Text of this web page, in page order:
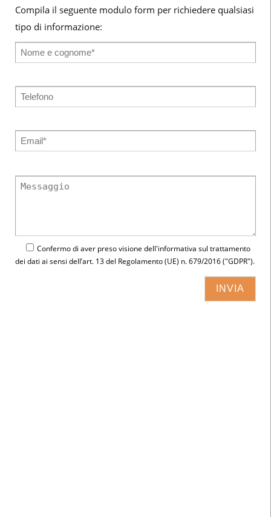
Compila il seguente modulo form per richiedere qualsiasi
tipo di informazione:
Confermo di aver preso visione dell'informativa sul trattamento
dei dati ai sensi dell’art. 13 del Regolamento (UE) n. 679/2016 ("GDPR").